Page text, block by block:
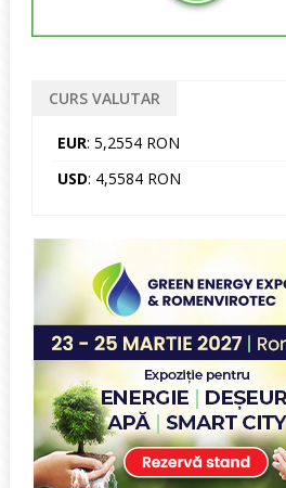
CURS VALUTAR
EUR: 5,2554 RON
USD: 4,5584 RON